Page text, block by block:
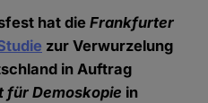
hat dieFrankfurter
zur Verwurzelung
in Auftrag
für Demoskopie in